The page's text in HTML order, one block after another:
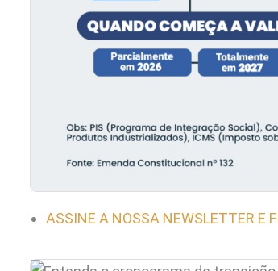
ASSINE A NOSSA NEWSLETTER E